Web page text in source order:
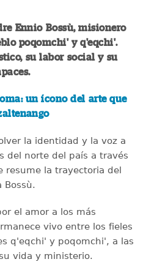
Ennio Bossù, misionero
poqomchi' y q'eqchi'.
su labor social y su
un ícono del arte que
la identidad y la voz a
del norte del país a través
resume la trayectoria del
Bossù.
el amor a los más
vivo entre los fieles
q'eqchi' y poqomchi', a las
vida y ministerio.